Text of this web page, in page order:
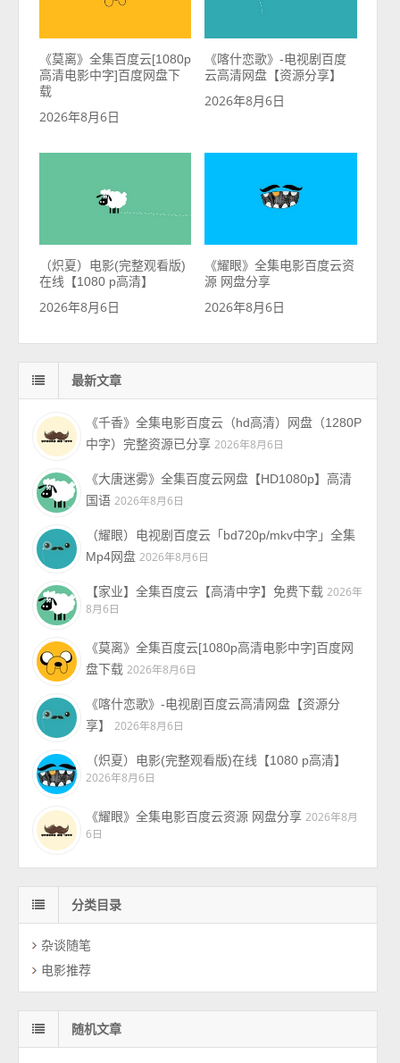
《莫离》全集百度云[1080p
高清电影中字]百度网盘下
载
2026年8月6日
《喀什恋歌》-电视剧百度
云高清网盘【资源分享】
2026年8月6日
（炽夏）电影(完整观看版)
在线【1080 p高清】
2026年8月6日
《耀眼》全集电影百度云资
源 网盘分享
2026年8月6日
最新文章
《千香》全集电影百度云（hd高清）网盘（1280P
中字）完整资源已分享 2026年8月6日
《大唐迷雾》全集百度云网盘【HD1080p】高清
国语 2026年8月6日
（耀眼）电视剧百度云「bd720p/mkv中字」全集
Mp4网盘 2026年8月6日
【家业】全集百度云【高清中字】免费下载 2026年
8月6日
《莫离》全集百度云[1080p高清电影中字]百度网
盘下载 2026年8月6日
《喀什恋歌》-电视剧百度云高清网盘【资源分
享】
2026年8月6日
（炽夏）电影(完整观看版)在线【1080 p高清】
2026年8月6日
《耀眼》全集电影百度云资源 网盘分享 2026年8月
6日
分类目录
杂谈随笔
电影推荐
随机文章